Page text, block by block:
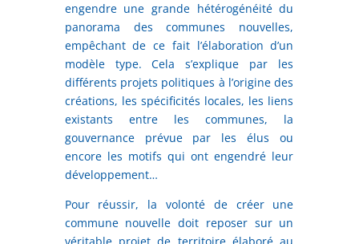
engendre une grande hétérogénéité du
panorama des communes nouvelles,
empêchant de ce fait l’élaboration d’un
modèle type. Cela s’explique par les
différents projets politiques à l’origine des
créations, les spécificités locales, les liens
existants entre les communes, la
gouvernance prévue par les élus ou
encore les motifs qui ont engendré leur
développement…
Pour réussir, la volonté de créer une
commune nouvelle doit reposer sur un